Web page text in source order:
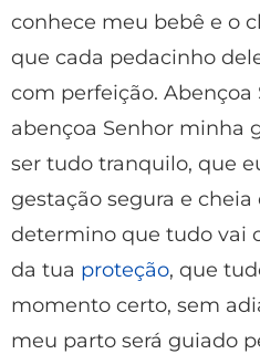
conhece meu bebê e o
que cada pedacinho
com perfeição. Abençoa
abençoa Senhor minha
ser tudo tranquilo, que
gestação segura e cheia
determino que tudo vai
da tua proteção, que
momento certo, sem
meu parto será guiado